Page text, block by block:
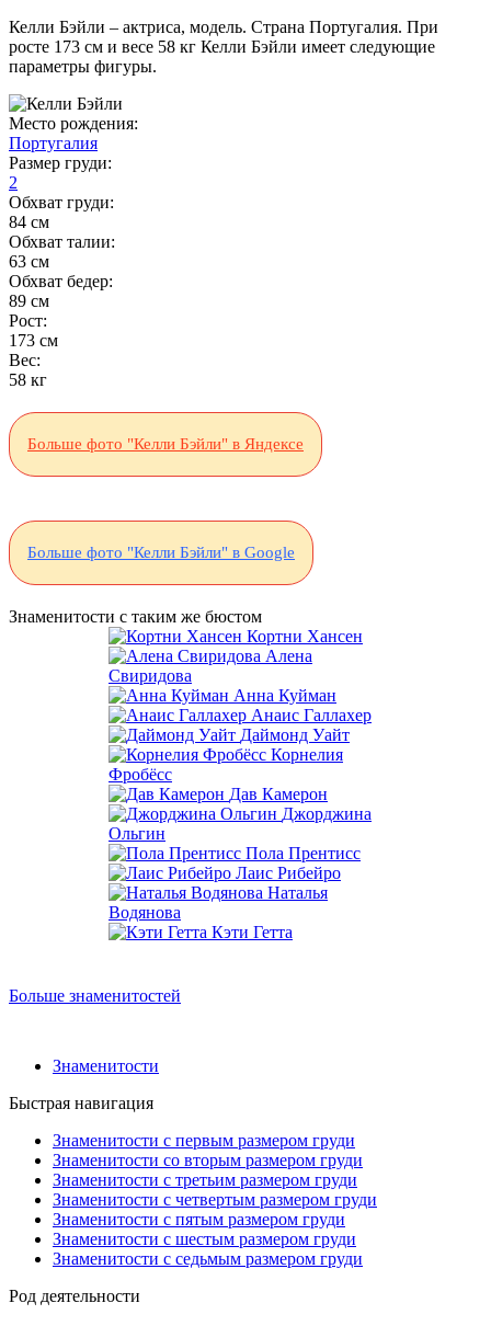
Келли Бэйли – актриса, модель. Страна Португалия. При
росте 173 см и весе 58 кг Келли Бэйли имеет следующие
параметры фигуры.
Место рождения:
Португалия
Размер груди:
2
Обхват груди:
84 см
Обхват талии:
63 см
Обхват бедер:
89 см
Рост:
173 см
Вес:
58 кг
Больше фото "Келли Бэйли" в Яндексе
Больше фото "Келли Бэйли" в Google
Знаменитости с таким же бюстом
Кортни Хансен
Алена
Свиридова
Анна Куйман
Анаис Галлахер
Даймонд Уайт
Корнелия
Фробёсс
Дав Камерон
Джорджина
Ольгин
Пола Прентисс
Лаис Рибейро
Наталья
Водянова
Кэти Гетта
Больше знаменитостей
Знаменитости
Быстрая навигация
Знаменитости с первым размером груди
Знаменитости со вторым размером груди
Знаменитости с третьим размером груди
Знаменитости с четвертым размером груди
Знаменитости с пятым размером груди
Знаменитости с шестым размером груди
Знаменитости с седьмым размером груди
Род деятельности